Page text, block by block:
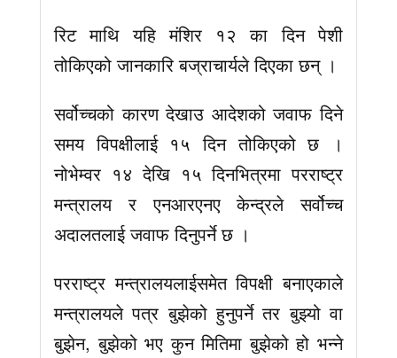
रिट माथि यहि मंशिर १२ का दिन पेशी
तोकिएको जानकारि बज्राचार्यले दिएका छन् ।
सर्वोच्चको कारण देखाउ आदेशको जवाफ दिने
समय विपक्षीलाई १५ दिन तोकिएको छ ।
नोभेम्वर १४ देखि १५ दिनभित्रमा परराष्ट्र
मन्त्रालय र एनआरएनए केन्द्रले सर्वोच्च
अदालतलाई जवाफ दिनुपर्ने छ ।
परराष्ट्र मन्त्रालयलाईसमेत विपक्षी बनाएकाले
मन्त्रालयले पत्र बुझेको हुनुपर्ने तर बुझ्यो वा
बुझेन, बुझेको भए कुन मितिमा बुझेको हो भन्ने